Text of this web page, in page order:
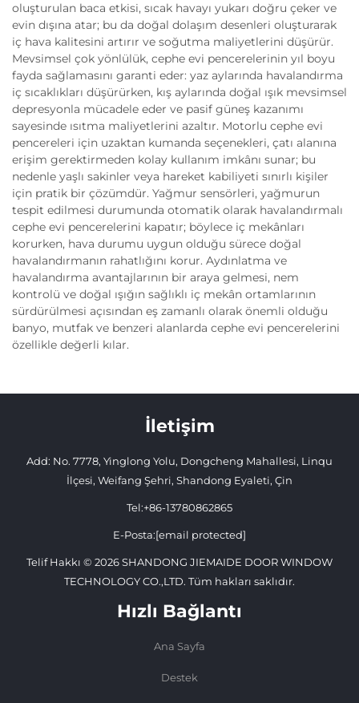
oluşturulan baca etkisi, sıcak havayı yukarı doğru çeker ve
evin dışına atar; bu da doğal dolaşım desenleri oluşturarak
iç hava kalitesini artırır ve soğutma maliyetlerini düşürür.
Mevsimsel çok yönlülük, cephe evi pencerelerinin yıl boyu
fayda sağlamasını garanti eder: yaz aylarında havalandırma
iç sıcaklıkları düşürürken, kış aylarında doğal ışık mevsimsel
depresyonla mücadele eder ve pasif güneş kazanımı
sayesinde ısıtma maliyetlerini azaltır. Motorlu cephe evi
pencereleri için uzaktan kumanda seçenekleri, çatı alanına
erişim gerektirmeden kolay kullanım imkânı sunar; bu
nedenle yaşlı sakinler veya hareket kabiliyeti sınırlı kişiler
için pratik bir çözümdür. Yağmur sensörleri, yağmurun
tespit edilmesi durumunda otomatik olarak havalandırmalı
cephe evi pencerelerini kapatır; böylece iç mekânları
korurken, hava durumu uygun olduğu sürece doğal
havalandırmanın rahatlığını korur. Aydınlatma ve
havalandırma avantajlarının bir araya gelmesi, nem
kontrolü ve doğal ışığın sağlıklı iç mekân ortamlarının
sürdürülmesi açısından eş zamanlı olarak önemli olduğu
banyo, mutfak ve benzeri alanlarda cephe evi pencerelerini
özellikle değerli kılar.
İletişim
Add: No. 7778, Yinglong Yolu, Dongcheng Mahallesi, Linqu
İlçesi, Weifang Şehri, Shandong Eyaleti, Çin
Tel:+86-13780862865
E-Posta:[email protected]
Telif Hakkı © 2026 SHANDONG JIEMAIDE DOOR WINDOW
TECHNOLOGY CO.,LTD. Tüm hakları saklıdır.
Hızlı Bağlantı
Ana Sayfa
Destek